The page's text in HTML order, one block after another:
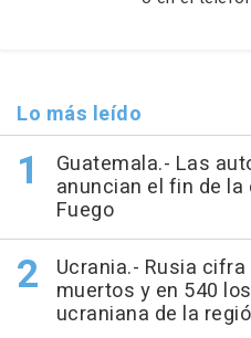
Lo más leído
Guatemala.- Las
anuncian el fin de
Fuego
Ucrania.- Rusia
muertos y en 540
ucraniana de la